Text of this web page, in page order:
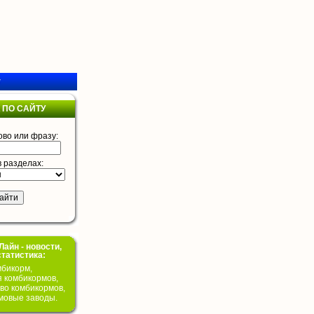
САЙТУ
или фразу:
разделах:
- новости,
комбикормов,
комбикормов,
заводы.